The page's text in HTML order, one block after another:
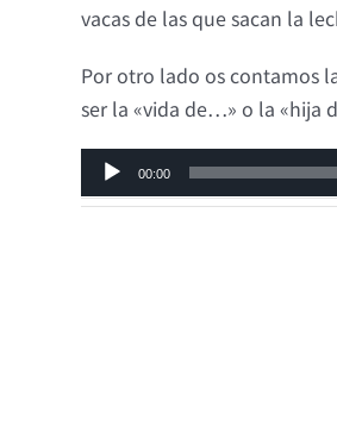
vacas de las que sacan la
Por otro lado os contamos
ser la «vida de…» o la «hija
Reproductor
de
00:00